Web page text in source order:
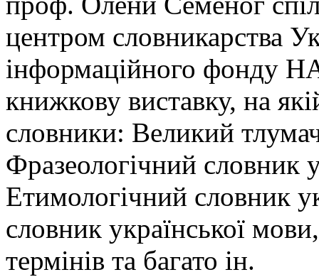
центром словникарства
інформаційного фонду
книжкову виставку, на
словники: Великий
Фразеологічний словник
Етимологічний словник
словник української
термінів та багато ін.